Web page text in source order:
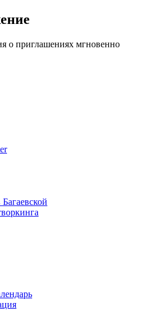
о приглашениях мгновенно